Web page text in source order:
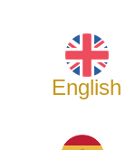
English